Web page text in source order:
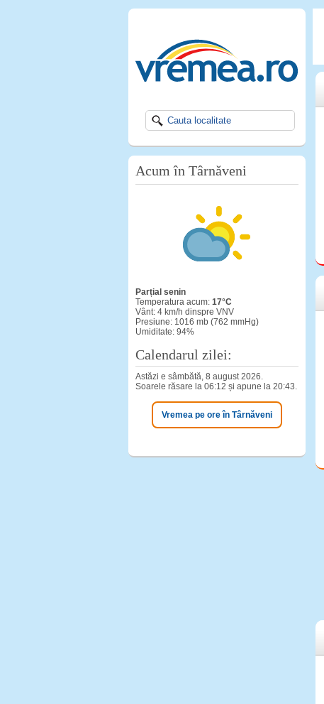
Acum în Târnăveni
Parțial senin
Temperatura acum: 17°C
Vânt: 4 km/h dinspre VNV
Presiune: 1016 mb (762 mmHg)
Umiditate: 94%
Calendarul zilei:
Astăzi e sâmbătă, 8 august 2026.
Soarele răsare la 06:12 și apune la 20:43.
Vremea pe ore în Târnăveni